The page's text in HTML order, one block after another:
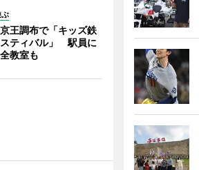
ぶ
京王調布で「キッズ鉄
ティバル」 駅員に
教室も